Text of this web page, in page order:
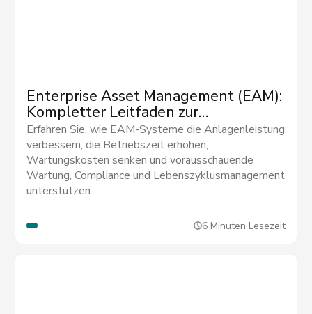
Enterprise Asset Management (EAM):
Kompletter Leitfaden zur
Optimierung der Anlagenleistung
Erfahren Sie, wie EAM-Systeme die Anlagenleistung
verbessern, die Betriebszeit erhöhen,
Wartungskosten senken und vorausschauende
Wartung, Compliance und Lebenszyklusmanagement
unterstützen.
6 Minuten Lesezeit